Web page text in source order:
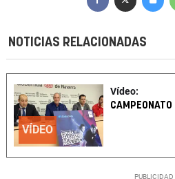
NOTICIAS RELACIONADAS
VÍDEO
Vídeo:
CAMPEONATO